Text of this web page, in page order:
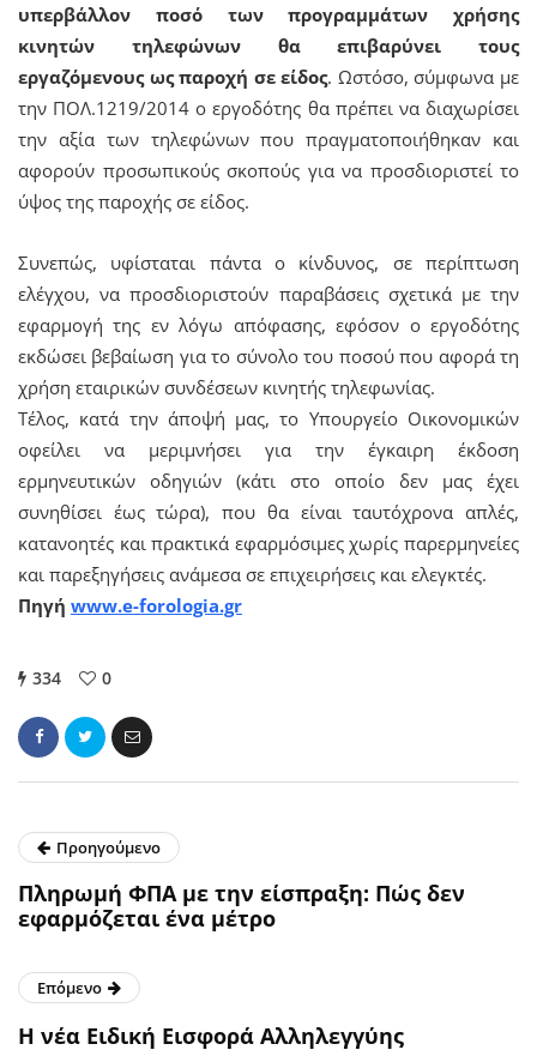
υπερβάλλον ποσό των προγραμμάτων χρήσης
κινητών τηλεφώνων θα επιβαρύνει τους
εργαζόμενους ως παροχή σε είδος. Ωστόσο, σύμφωνα με
την ΠΟΛ.1219/2014 ο εργοδότης θα πρέπει να διαχωρίσει
την αξία των τηλεφώνων που πραγματοποιήθηκαν και
αφορούν προσωπικούς σκοπούς για να προσδιοριστεί το
ύψος της παροχής σε είδος.
Συνεπώς, υφίσταται πάντα ο κίνδυνος, σε περίπτωση
ελέγχου, να προσδιοριστούν παραβάσεις σχετικά με την
εφαρμογή της εν λόγω απόφασης, εφόσον ο εργοδότης
εκδώσει βεβαίωση για το σύνολο του ποσού που αφορά τη
χρήση εταιρικών συνδέσεων κινητής τηλεφωνίας.
Τέλος, κατά την άποψή μας, το Υπουργείο Οικονομικών
οφείλει να μεριμνήσει για την έγκαιρη έκδοση
ερμηνευτικών οδηγιών (κάτι στο οποίο δεν μας έχει
συνηθίσει έως τώρα), που θα είναι ταυτόχρονα απλές,
κατανοητές και πρακτικά εφαρμόσιμες χωρίς παρερμηνείες
και παρεξηγήσεις ανάμεσα σε επιχειρήσεις και ελεγκτές.
Πηγή www.e-forologia.gr
334 0
Προηγούμενο
Πληρωμή ΦΠΑ με την είσπραξη: Πώς δεν
εφαρμόζεται ένα μέτρο
Επόμενο
Η νέα Ειδική Εισφορά Αλληλεγγύης